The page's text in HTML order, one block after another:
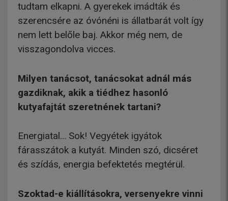
tudtam elkapni. A gyerekek imádták és
szerencsére az óvónéni is állatbarát volt így
nem lett belőle baj. Akkor még nem, de
visszagondolva vicces.
Milyen tanácsot, tanácsokat adnál más
gazdiknak, akik a tiédhez hasonló
kutyafajtát szeretnének tartani?
Energiatal... Sok! Vegyétek igyátok
fárasszátok a kutyát. Minden szó, dicséret
és szídás, energia befektetés megtérül.
Szoktad-e kiállításokra, versenyekre vinni